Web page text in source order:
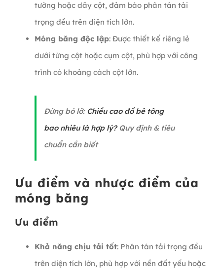
tường hoặc dãy cột, đảm bảo phân tán tải
trọng đều trên diện tích lớn.
Móng băng độc lập: Được thiết kế riêng lẻ
dưới từng cột hoặc cụm cột, phù hợp với công
trình có khoảng cách cột lớn.
Đừng bỏ lỡ: Chiều cao đổ bê tông
bao nhiêu là hợp lý?Quy định & tiêu
chuẩn cần biết
Ưu điểm và nhược điểm của
móng băng
Ưu điểm
Khả năng chịu tải tốt: Phân tán tải trọng đều
trên diện tích lớn, phù hợp với nền đất yếu hoặc